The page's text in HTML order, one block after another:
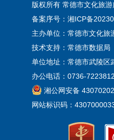
版权所有 常德市文化旅
备案序号：湘ICP备
主办单位：常德市文化旅
技术支持：常德市数据局
单位地址：常德市武陵区
办公电话：0736-7223812
湘公网安备
网站标识码：